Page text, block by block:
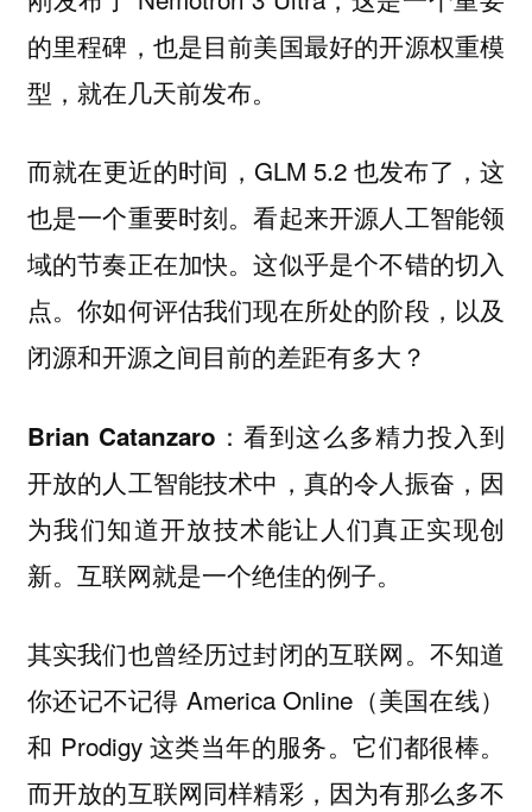
的里程碑，也是目前美国最好的开源权重模
型，就在几天前发布。
而就在更近的时间，GLM 5.2 也发布了，这
也是一个重要时刻。看起来开源人工智能领
域的节奏正在加快。这似乎是个不错的切入
点。你如何评估我们现在所处的阶段，以及
闭源和开源之间目前的差距有多大？
Brian Catanzaro：看到这么多精力投入到
开放的人工智能技术中，真的令人振奋， 因
为我们知道开放技术能让人们真正实现创
新。 互联网就是一个绝佳的例子。
其实我们也曾经历过封闭的互联网。不知道
你还记不记得 America Online（美国在线）
和 Prodigy 这类当年的服务。它们都很棒。
而开放的互联网同样精彩，因为有那么多不